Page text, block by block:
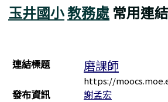
玉井國小教務處 常用連結
連結列表
連結標題 磨課師
https://
發布資訊
謝孟宏